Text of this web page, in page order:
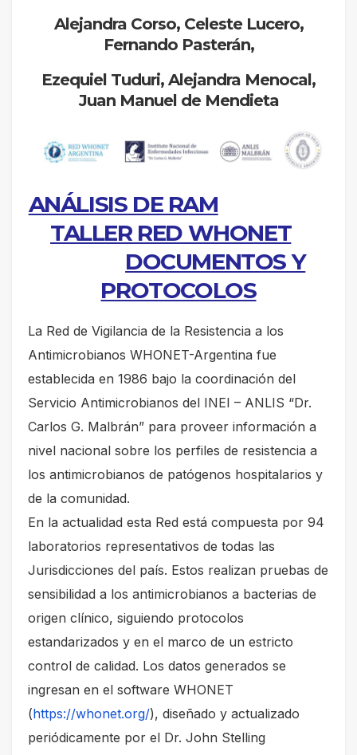
Alejandra Corso, Celeste Lucero,
Fernando Pasterán,
Ezequiel Tuduri, Alejandra Menocal,
Juan Manuel de Mendieta
ANÁLISIS DE RAM
TALLER RED WHONET
DOCUMENTOS Y
PROTOCOLOS
La Red de Vigilancia de la Resistencia a los
Antimicrobianos WHONET-Argentina fue
establecida en 1986 bajo la coordinación del
Servicio Antimicrobianos del INEI – ANLIS “Dr.
Carlos G. Malbrán” para proveer información a
nivel nacional sobre los perfiles de resistencia a
los antimicrobianos de patógenos hospitalarios y
de la comunidad.
En la actualidad esta Red está compuesta por 94
laboratorios representativos de todas las
Jurisdicciones del país. Estos realizan pruebas de
sensibilidad a los antimicrobianos a bacterias de
origen clínico, siguiendo protocolos
estandarizados y en el marco de un estricto
control de calidad. Los datos generados se
ingresan en el software WHONET
(https://whonet.org/), diseñado y actualizado
periódicamente por el Dr. John Stelling